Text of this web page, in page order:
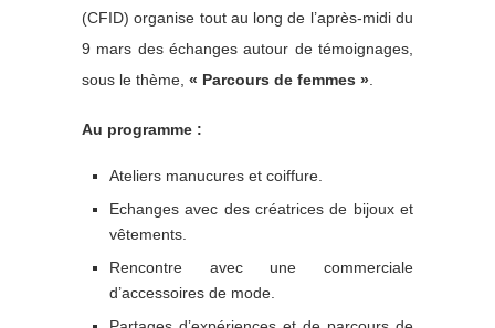
(CFID) organise tout au long de l’après-midi du
9 mars des échanges autour de témoignages,
sous le thème, « Parcours de femmes »
Au programme :
Ateliers manucures et coiffure.
Echanges avec des créatrices de bijoux et
vêtements.
Rencontre avec une commerciale
d’accessoires de mode.